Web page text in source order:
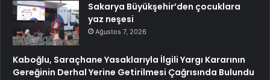
Sakarya Büyükşehir’den çocuklara
yaz neşesi
Ağustos 7, 2026
Kaboğlu, Saraçhane Yasaklarıyla İlgili Yargı Kararının
Gereğinin Derhal Yerine Getirilmesi Çağrısında Bulundu